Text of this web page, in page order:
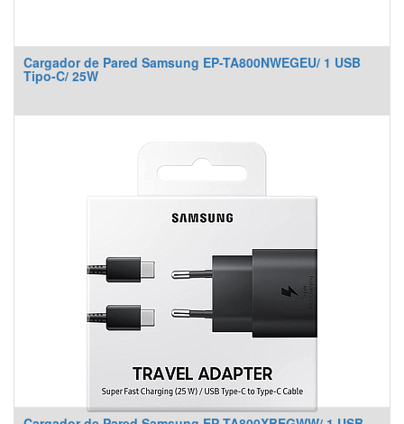
Cargador de Pared Samsung EP-TA800NWEGEU/ 1 USB
Tipo-C/ 25W